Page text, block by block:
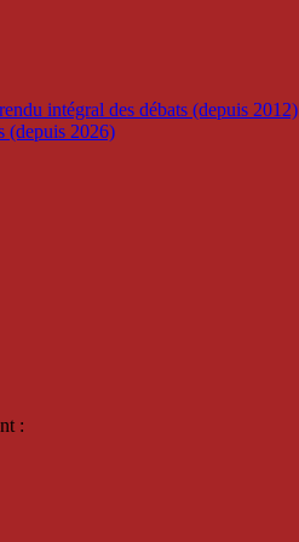
intégral des débats (depuis 2012)
(depuis 2026)
: